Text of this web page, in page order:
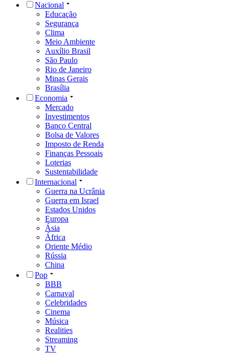
Nacional
Educação
Segurança
Clima
Meio Ambiente
Auxílio Brasil
São Paulo
Rio de Janeiro
Minas Gerais
Brasília
Economia
Mercado
Investimentos
Banco Central
Bolsa de Valores
Imposto de Renda
Finanças Pessoais
Loterias
Sustentabilidade
Internacional
Guerra na Ucrânia
Guerra em Israel
Estados Unidos
Europa
Ásia
África
Oriente Médio
Rússia
China
Pop
BBB
Carnaval
Celebridades
Cinema
Música
Realities
Streaming
TV